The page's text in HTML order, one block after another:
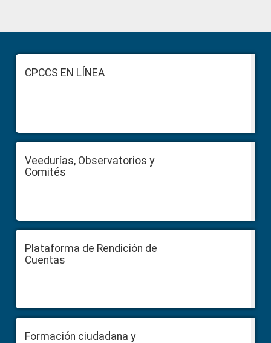
Sidebar
FooterCPCCS EN LÍNEA
Veedurías, Observatorios y
Comités
Plataforma de Rendición de
Cuentas
Formación ciudadana y